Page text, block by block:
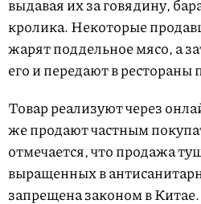
выдавая их за говядину,
кролика. Некоторые
жарят поддельное мясо, а
его и передают в рестораны
Товар реализуют через
же продают частным
отмечается, что продажа
выращенных в
запрещена законом в